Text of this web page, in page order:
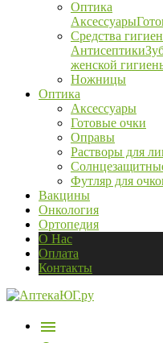
Оптика
Аксессуары
Средства
Антисептики
женской
Ножницы
Оптика
Аксессуары
Готовые очки
Оправы
Растворы для
Футляр для
Вакцины
Онкология
Ортопедия
О Нас
Оплата
Контакты